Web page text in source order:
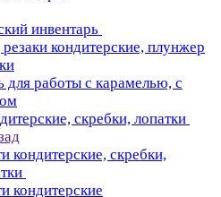
инвентарь
кондитерские, плунжер
для работы с карамелью, с
скребки, лопатки
кондитерские, скребки,
кондитерские